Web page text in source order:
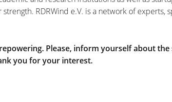
RDRWind e.V. is a network of experts,
Please, inform yourself about the
you for your interest.